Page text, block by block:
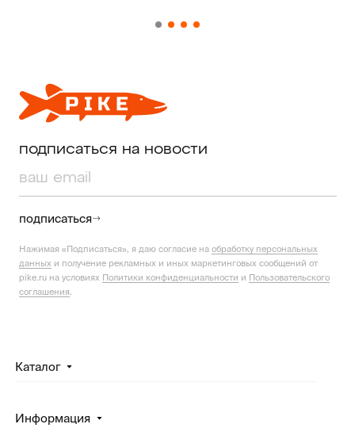
подписаться на новости
подписаться
Нажимая «Подписаться», я даю согласие на обработку персональных
данных и получение рекламных и иных маркетинговых сообщений от
pike.ru на условиях Политики конфиденциальности и Пользовательского
соглашения
Каталог
Информация